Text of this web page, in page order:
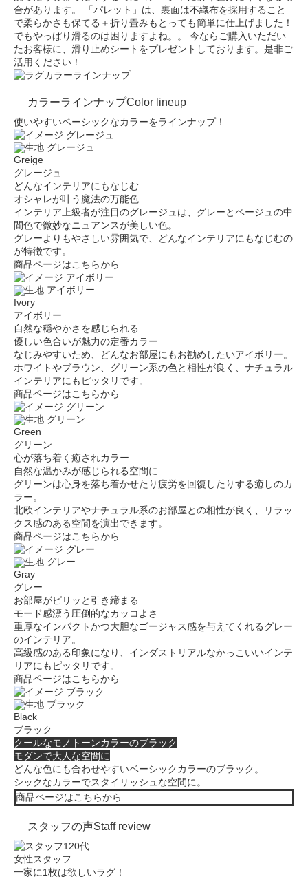
合があります。
「パレット」は、裏面は不織布を採用すること
で柔らかさも保てる＋折り畳みもとっても簡単に仕上げました！
でもやっぱり滑るのは困りますよね。。
今ならご購入いただい
たお客様に、滑り止めシートをプレゼントしております。是非ご
活用ください！
カラーラインナップColor lineup
使いやすいベーシックなカラーをラインナップ！
Greige
グレージュ
どんなインテリアにもなじむ
オシャレが叶う魔法の万能色
インテリア上級者が注目のグレージュは、グレーとベージュの中
間色で微妙なニュアンスが美しい色。
グレーよりもやさしい雰囲気で、どんなインテリアにもなじむの
が特徴です。
商品ページはこちらから
Ivory
アイボリー
自然な穏やかさを感じられる
優しい色合いが魅力の定番カラー
なじみやすいため、どんなお部屋にもお勧めしたいアイボリー。
ホワイトやブラウン、グリーン系の色と相性が良く、ナチュラル
インテリアにもピッタリです。
商品ページはこちらから
Green
グリーン
心が落ち着く癒されカラー
自然な温かみが感じられる空間に
グリーンは心身を落ち着かせたり疲労を回復したりする癒しのカ
ラー。
北欧インテリアやナチュラル系のお部屋との相性が良く、リラッ
クス感のある空間を演出できます。
商品ページはこちらから
Gray
グレー
お部屋がピリッと引き締まる
モード感漂う圧倒的なカッコよさ
重厚なインパクトかつ大胆なゴージャス感を与えてくれるグレー
のインテリア。
高級感のある印象になり、インダストリアルなかっこいいインテ
リアにもピッタリです。
商品ページはこちらから
Black
ブラック
クールなモノトーンカラーのブラック
モダンで大人な空間に
どんな色にも合わせやすいベーシックカラーのブラック。
シックなカラーでスタイリッシュな空間に。
商品ページはこちらから
スタッフの声Staff review
20代
女性スタッフ
一家に1枚は欲しいラグ！